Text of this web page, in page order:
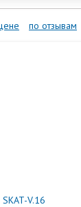
по отзывам
V.16